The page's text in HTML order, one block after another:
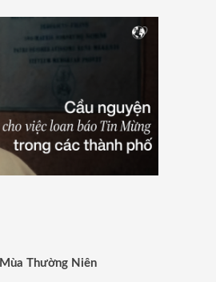
Thường Niên